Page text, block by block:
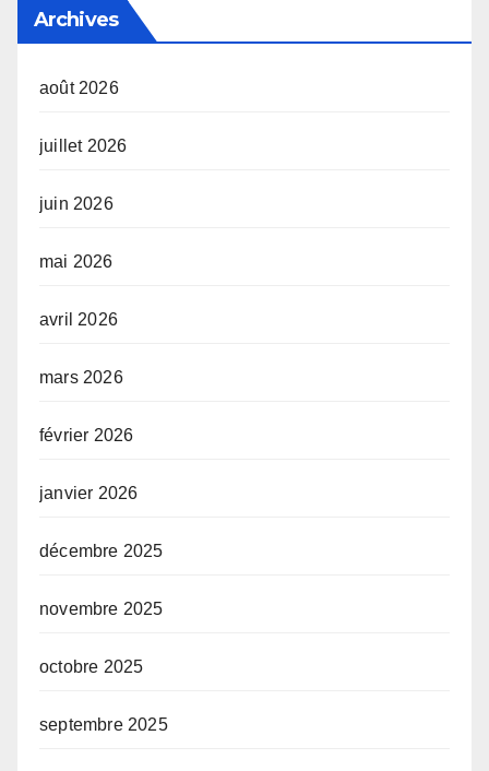
Archives
août 2026
juillet 2026
juin 2026
mai 2026
avril 2026
mars 2026
février 2026
janvier 2026
décembre 2025
novembre 2025
octobre 2025
septembre 2025